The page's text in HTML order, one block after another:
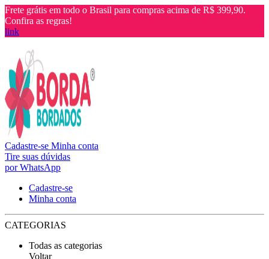
Frete grátis em todo o Brasil para compras acima de R$ 399,90.
Confira as regras!
link
Cadastre-se Minha conta
Tire suas dúvidas
por WhatsApp
Cadastre-se
Minha conta
CATEGORIAS
Todas as categorias
Voltar